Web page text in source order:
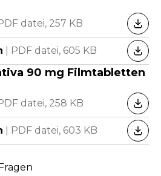
datei, 257 KB
PDF datei, 605 KB
90 mg Filmtabletten
datei, 258 KB
PDF datei, 603 KB